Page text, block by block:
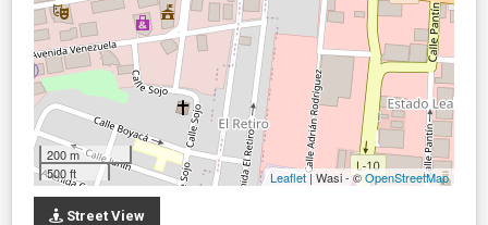
200 m
500 ft
Leaflet| Wasi - ©OpenStreetMap
Street View